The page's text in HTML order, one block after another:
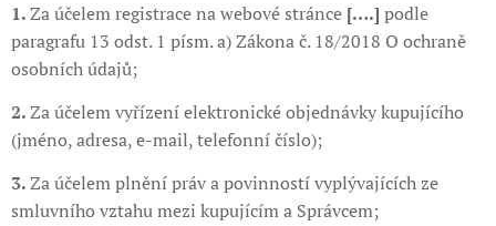
1.Za účelem registrace na webové stránce [….] podle
paragrafu 13 odst. 1 písm. a) Zákona č. 18/2018 O ochraně
osobních údajů;
2.Za účelem vyřízení elektronické objednávky kupujícího
(jméno, adresa, e-mail, telefonní číslo);
3.Za účelem plnění práv a povinností vyplývajících ze
smluvního vztahu mezi kupujícím a Správcem;